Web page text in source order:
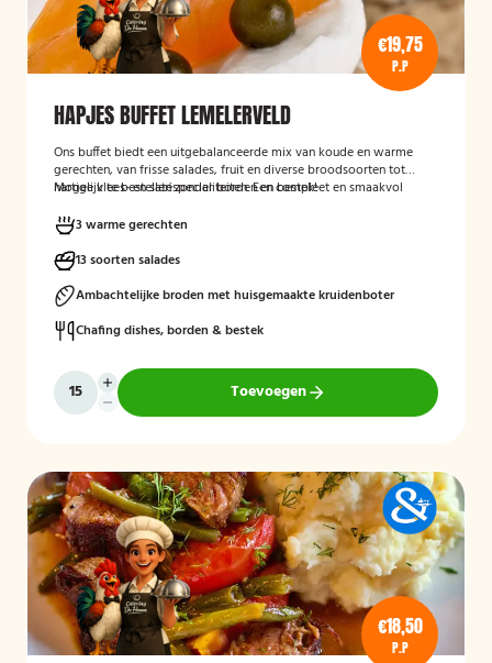
€19,75
P.P
HAPJES BUFFET LEMELERVELD
Ons buffet biedt een uitgebalanceerde mix van koude en warme
gerechten, van frisse salades, fruit en diverse broodsoorten tot
hartige vlees- en satéspecialiteiten. Een compleet en smaakvol
Mogelijk te bestellen zonder borden en bestek!
3 warme gerechten
13 soorten salades
Ambachtelijke broden met huisgemaakte kruidenboter
Chafing dishes, borden & bestek
Toevoegen
€18,50
P.P